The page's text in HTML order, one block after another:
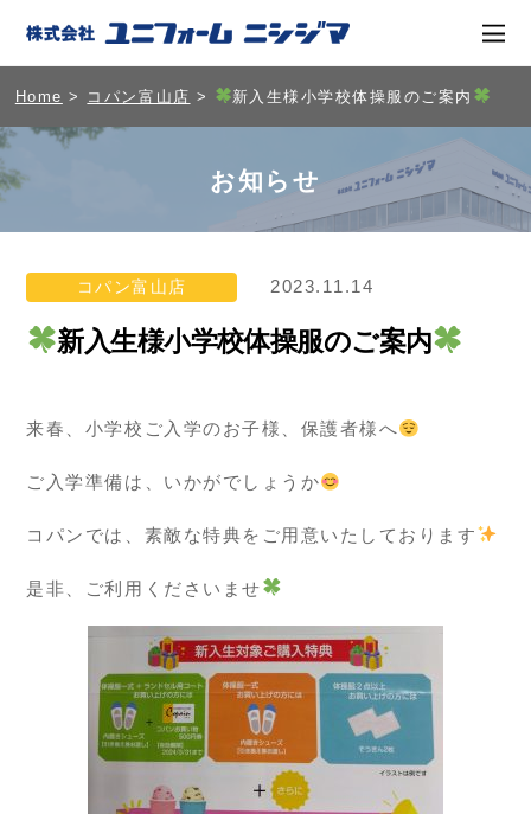
Home > コパン富山店 > 新入生様小学校体操服のご案内
お知らせ
コパン富山店 2023.11.14
新入生様小学校体操服のご案内
来春、小学校ご入学のお子様、保護者様へ
ご入学準備は、いかがでしょうか
コパンでは、素敵な特典をご用意いたしております
是非、ご利用くださいませ